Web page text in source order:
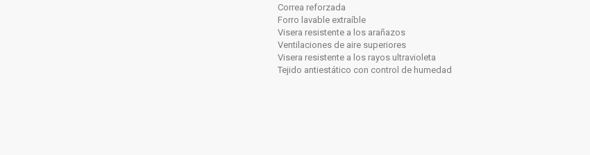
Correa reforzada
Forro lavable extraíble
Visera resistente a los arañazos
Ventilaciones de aire superiores
Visera resistente a los rayos ultravioleta
Tejido antiestático con control de humedad